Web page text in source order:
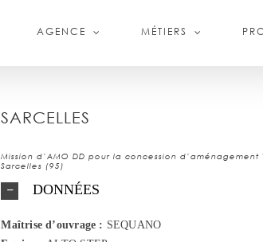
AGENCE MÉTIERS
SARCELLES
Mission d’AMO DD pour la concession
Sarcelles (95)
DONNÉES
Maîtrise d’ouvrage : SEQUANO